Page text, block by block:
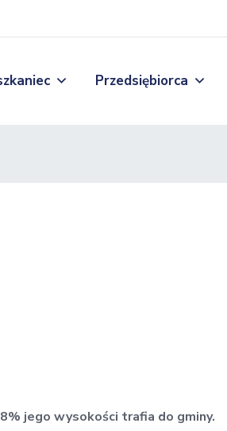
Przedsiębiorca
jego wysokości trafia do gminy.